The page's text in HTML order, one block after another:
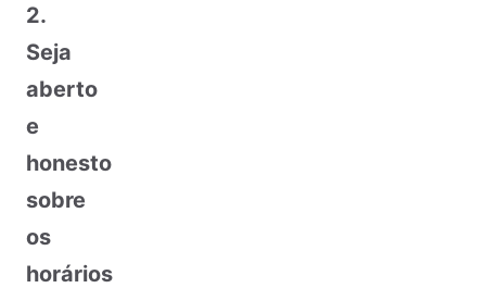
2.
Seja
aberto
e
honesto
sobre
os
horários